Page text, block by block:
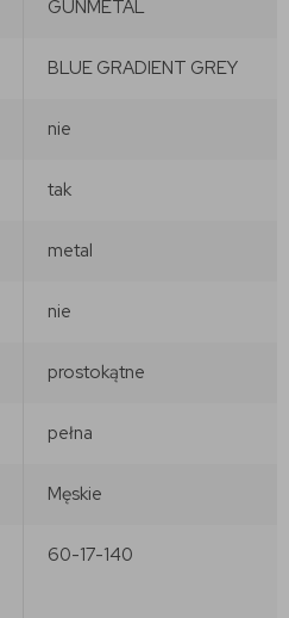
GUNMETAL
BLUE GRADIENT GREY
nie
tak
metal
nie
prostokątne
pełna
Męskie
60-17-140